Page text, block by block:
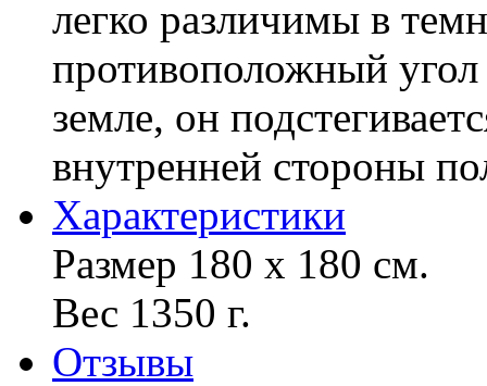
легко различимы в
противоположный
земле, он
внутренней стороны
Характериcтики
Размер 180 х 180 см.
Вес 1350 г.
Отзывы